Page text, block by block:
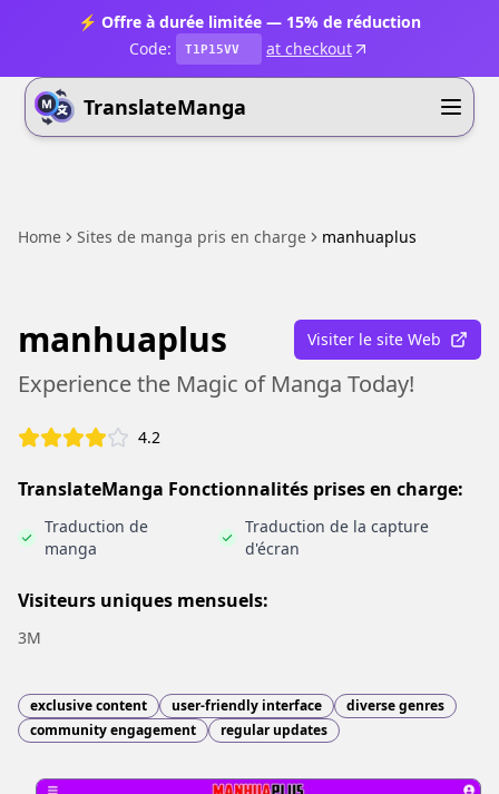
⚡ Offre à durée limitée — 15% de réduction
Code:
T1P15VV at checkout
TranslateManga
Home Sites de manga pris en charge manhuaplus
manhuaplus Visiter le site Web
Experience the Magic of Manga Today!
4.2
TranslateManga Fonctionnalités prises en charge:
Traduction de
manga
Traduction de la capture
d'écran
Visiteurs uniques mensuels:
3M
exclusive content user-friendly interface
diverse genres
community engagement
regular updates